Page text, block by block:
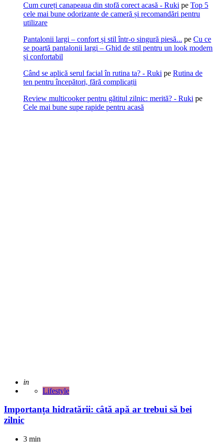
Cum cureți canapeaua din stofă corect acasă - Ruki pe Top 5
cele mai bune odorizante de cameră și recomandări pentru
utilizare
Pantalonii largi – confort și stil într-o singură piesă... pe Cu ce
se poartă pantalonii largi – Ghid de stil pentru un look modern
și confortabil
Când se aplică serul facial în rutina ta? - Ruki pe Rutina de
ten pentru începători, fără complicații
Review multicooker pentru gătitul zilnic: merită? - Ruki pe
Cele mai bune supe rapide pentru acasă
Adaugat
in
Lifestyle
Importanța hidratării: câtă apă ar trebui să bei
zilnic
3 min